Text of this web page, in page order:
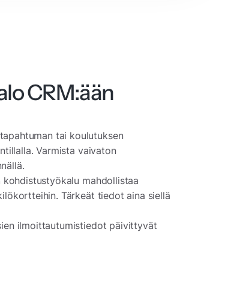
CRM:ään
tai koulutuksen
Varmista vaivaton
kohdistustyökalu mahdollistaa
Tärkeät tiedot aina siellä
ilmoittautumistiedot päivittyvät